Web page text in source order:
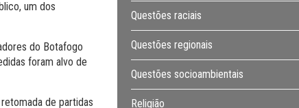
um dos
do Botafogo
foram alvo de
de partidas
Questões raciais
Questões regionais
Questões socioambientais
Religião